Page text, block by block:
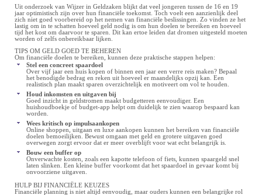
Uit onderzoek van Wijzer in Geldzaken blijkt dat veel jongeren tussen de 16 en 19
jaar optimistisch zijn over hun financiële toekomst. Toch voelt een aanzienlijk deel
zich niet goed voorbereid op het nemen van financiële beslissingen. Zo vinden ze het
lastig om in te schatten hoeveel geld nodig is om hun doelen te bereiken en hoeveel
tijd het kost om daarvoor te sparen. Dit kan ertoe leiden dat dromen uitgesteld moeten
worden of zelfs onbereikbaar lijken.
TIPS OM GELD GOED TE BEHEREN
Om financiële doelen te bereiken, kunnen deze praktische stappen helpen:
Stel een concreet spaardoel
Over vijf jaar een huis kopen of binnen een jaar een verre reis maken? Bepaal
het benodigde bedrag en reken uit hoeveel er maandelijks opzij kan. Een
realistisch plan maakt sparen overzichtelijk en motiveert om vol te houden.
Houd inkomsten en uitgaven bij
Goed inzicht in geldstromen maakt budgetteren eenvoudiger. Een
huishoudboekje of budget-app helpt om duidelijk te zien waarop bespaard kan
worden.
Wees kritisch op impulsaankopen
Online shoppen, uitgaan en luxe aankopen kunnen het bereiken van financiële
doelen bemoeilijken. Bewust omgaan met geld en grotere uitgaven goed
overwegen zorgt ervoor dat er meer overblijft voor wat echt belangrijk is.
Bouw een buffer op
Onverwachte kosten, zoals een kapotte telefoon of fiets, kunnen spaargeld snel
laten slinken. Een kleine buffer voorkomt dat het spaardoel in gevaar komt bij
onvoorziene uitgaven.
HULP BIJ FINANCIËLE KEUZES
Financiële planning is niet altijd eenvoudig, maar ouders kunnen een belangrijke rol